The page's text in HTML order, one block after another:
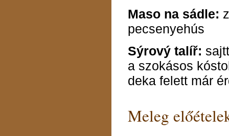
Maso na sádle:
pecsenyehús
Sýrový talíř:
a szokásos
deka felett már
Meleg